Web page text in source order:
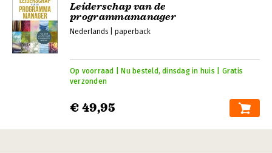
Leiderschap van de
programmamanager
Nederlands | paperback
Op voorraad | Nu besteld, dinsdag in huis | Gratis
verzonden
€ 49,95